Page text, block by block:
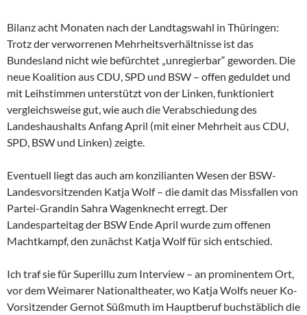
Bilanz acht Monaten nach der Landtagswahl in Thüringen:
Trotz der verworrenen Mehrheitsverhältnisse ist das
Bundesland nicht wie befürchtet „unregierbar“ geworden. Die
neue Koalition aus CDU, SPD und BSW – offen geduldet und
mit Leihstimmen unterstützt von der Linken, funktioniert
vergleichsweise gut, wie auch die Verabschiedung des
Landeshaushalts Anfang April (mit einer Mehrheit aus CDU,
SPD, BSW und Linken) zeigte.
Eventuell liegt das auch am konzilianten Wesen der BSW-
Landesvorsitzenden Katja Wolf – die damit das Missfallen von
Partei-Grandin Sahra Wagenknecht erregt. Der
Landesparteitag der BSW Ende April wurde zum offenen
Machtkampf, den zunächst Katja Wolf für sich entschied.
Ich traf sie für Superillu zum Interview – an prominentem Ort,
vor dem Weimarer Nationaltheater, wo Katja Wolfs neuer Ko-
Vorsitzender Gernot Süßmuth im Hauptberuf buchstäblich die